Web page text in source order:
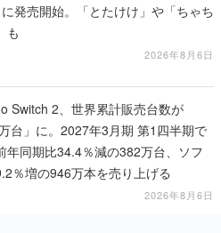
発売開始。「とたけけ」や「ちゃち
も
2026年8月6日
Switch 2、世界累計販売台数が
万台」に。2027年3月期 第1四半期で
年同期比34.4％減の382万台、ソフ
％増の946万本を売り上げる
2026年8月6日